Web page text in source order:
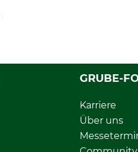
GRUBE-
Karriere
Über uns